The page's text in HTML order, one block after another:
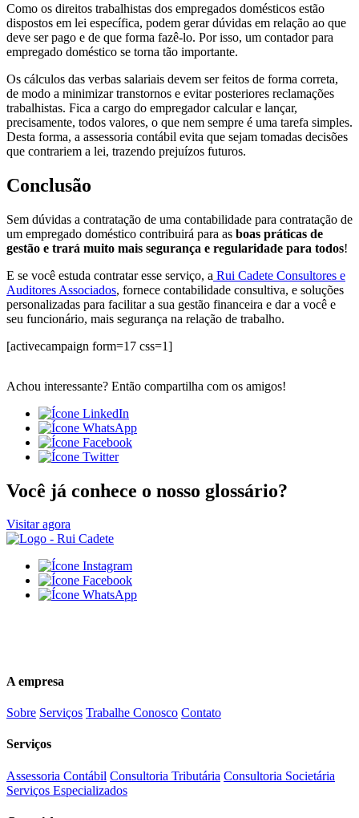
Como os direitos trabalhistas dos empregados domésticos estão
dispostos em lei específica, podem gerar dúvidas em relação ao que
deve ser pago e de que forma fazê-lo. Por isso, um contador para
empregado doméstico se torna tão importante.
Os cálculos das verbas salariais devem ser feitos de forma correta,
de modo a minimizar transtornos e evitar posteriores reclamações
trabalhistas. Fica a cargo do empregador calcular e lançar,
precisamente, todos valores, o que nem sempre é uma tarefa simples.
Desta forma, a assessoria contábil evita que sejam tomadas decisões
que contrariem a lei, trazendo prejuízos futuros.
Conclusão
Sem dúvidas a contratação de uma contabilidade para contratação de
um empregado doméstico contribuirá para as boas práticas de
gestão e trará muito mais segurança e regularidade para todos!
E se você estuda contratar esse serviço, a Rui Cadete Consultores e
Auditores Associados, fornece contabilidade consultiva, e soluções
personalizadas para facilitar a sua gestão financeira e dar a você e
seu funcionário, mais segurança na relação de trabalho.
[activecampaign form=17 css=1]
Achou interessante? Então compartilha com os amigos!
Você já conhece o nosso glossário?
Visitar agora
A empresa
Sobre Serviços Trabalhe Conosco Contato
Serviços
Assessoria Contábil Consultoria Tributária Consultoria Societária
Serviços Especializados